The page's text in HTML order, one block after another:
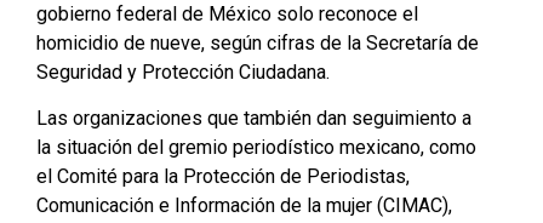
gobierno federal de México solo reconoce el
homicidio de nueve, según cifras de la Secretaría de
Seguridad y Protección Ciudadana.
Las organizaciones que también dan seguimiento a
la situación del gremio periodístico mexicano, como
el Comité para la Protección de Periodistas,
Comunicación e Información de la mujer (CIMAC),